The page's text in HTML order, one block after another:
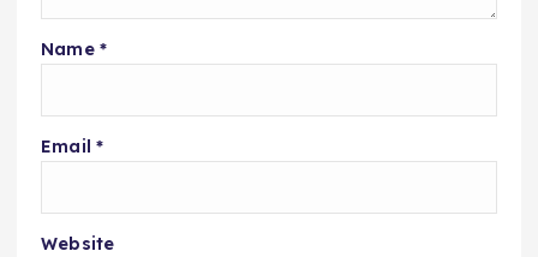
Name *
Email *
Website